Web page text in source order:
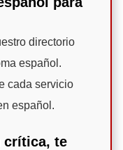
directorio
español.
cada servicio
español.
crítica, te